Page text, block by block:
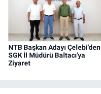
NTB Başkan Adayı Çelebi'den
SGK İl Müdürü Baltacı'ya
Ziyaret